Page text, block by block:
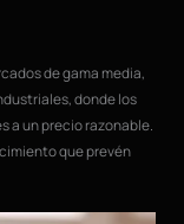
de gama media,
donde los
a un precio razonable.
que prevén